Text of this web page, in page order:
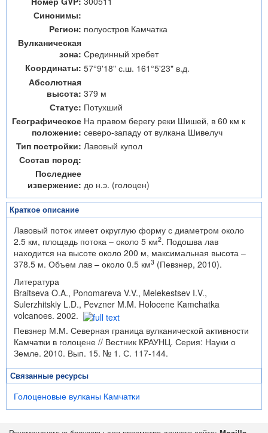
Синонимы:
Регион: полуостров Камчатка
Вулканическая
зона: Срединный хребет
Координаты: 57°9'18" с.ш. 161°5'23" в.д.
Абсолютная
высота: 379 м
Статус: Потухший
Географическое
положение:
На правом берегу реки Шишей, в 60 км к
северо-западу от вулкана Шивелуч
Тип постройки: Лавовый купол
Состав пород:
Последнее
извержение: до н.э. (голоцен)
Краткое описание
Лавовый поток имеет округлую форму с диаметром около
2.5 км, площадь потока – около 5 км2. Подошва лав
находится на высоте около 200 м, максимальная высота –
378.5 м. Объем лав – около 0.5 км3 (Певзнер, 2010).
Литература
Braitseva O.A., Ponomareva V.V., Melekestsev I.V.,
Sulerzhitskiy L.D., Pevzner M.M. Holocene Kamchatka
volcanoes. 2002.
Певзнер М.М. Северная граница вулканической активности
Камчатки в голоцене // Вестник КРАУНЦ. Серия: Науки о
Земле. 2010. Вып. 15. № 1. С. 117-144.
Связанные ресурсы
Голоценовые вулканы Камчатки